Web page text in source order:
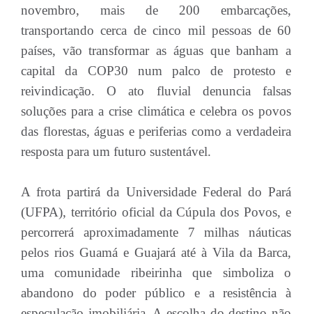
novembro, mais de 200 embarcações,
transportando cerca de cinco mil pessoas de 60
países, vão transformar as águas que banham a
capital da COP30 num palco de protesto e
reivindicação. O ato fluvial denuncia falsas
soluções para a crise climática e celebra os povos
das florestas, águas e periferias como a verdadeira
resposta para um futuro sustentável.
A frota partirá da Universidade Federal do Pará
(UFPA), território oficial da Cúpula dos Povos, e
percorrerá aproximadamente 7 milhas náuticas
pelos rios Guamá e Guajará até à Vila da Barca,
uma comunidade ribeirinha que simboliza o
abandono do poder público e a resistência à